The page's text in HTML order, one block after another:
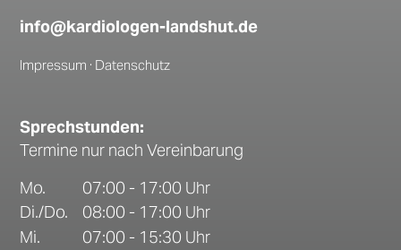
info@kardiologen-landshut.de
Impressum · Datenschutz
Sprechstunden:
Termine nur nach Vereinbarung
Mo.
07:00 - 17:00 Uhr
Di./Do.
08:00 - 17:00 Uhr
Mi.
07:00 - 15:30 Uhr